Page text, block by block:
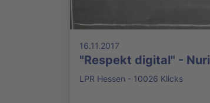
16.11.2017
"Respekt digital" - Nuri
LPR Hessen - 10026 Klicks